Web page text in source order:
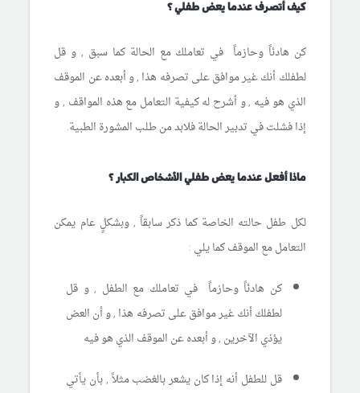
كيف أتصرف عندما يعض طفلي ؟
كن هادئاً وحازماً في تعاملك مع الحالة كما سبق , و قل
لطفلك أنك غير موافق على تصرفه هذا , و أبعده عن الموقف
الذي هو فيه , و أشرح له كيفية التعامل مع هذه المواقف , و
إذا فشلت في تدبير الحالة فلابد من طلب المشورة الطبية.
ماذا أفعل عندما يعض طفلي الأشخاص الكبار ؟
لكل طفل حالته الخاصة كما ذكر سابقاً , وبشكلٍ عام يمكن
التعامل مع الموقف كما يلي :
كن هادئاً وحازماً في تعاملك مع الطفل , و قل
لطفلك أنك غير موافق على تصرفه هذا , و أن العض
يؤذي الآخرين , و أبعده عن الموقف الذي هو فيه
قل للطفل أنه إذا كان يشعر بالغضب مثلاً , بأن يأتي